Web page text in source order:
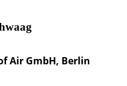
Air GmbH, Berlin